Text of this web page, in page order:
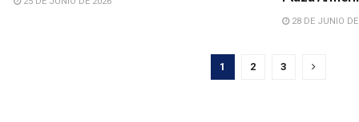
28 DE JUNIO
1 2 3